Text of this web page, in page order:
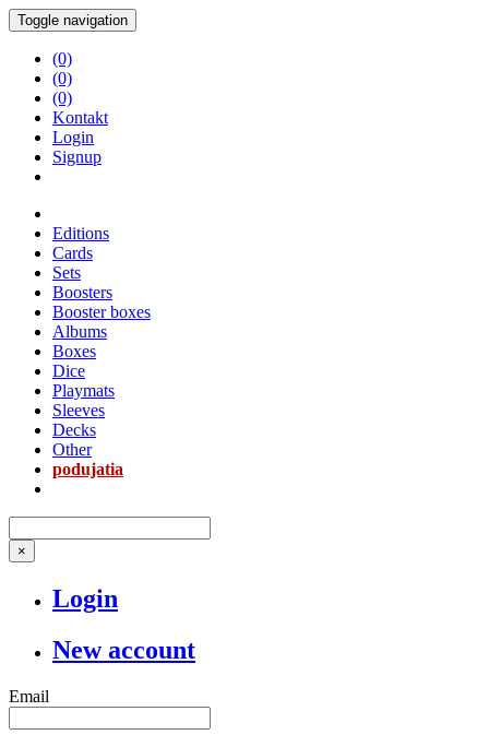
Toggle navigation
(0)
(0)
(0)
Kontakt
Login
Signup
Editions
Cards
Sets
Boosters
Booster boxes
Albums
Boxes
Dice
Playmats
Sleeves
Decks
Other
podujatia
×
Login
New account
Email